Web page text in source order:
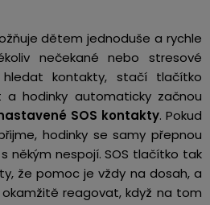
dětem jednoduše a rychle
nečekané nebo stresové
kontakty, stačí tlačítko
a hodinky automaticky začnou
SOS kontakty. Pokud
hodinky se samy přepnou
někým nespojí. SOS tlačítko tak
že pomoc je vždy na dosah, a
reagovat, když na tom